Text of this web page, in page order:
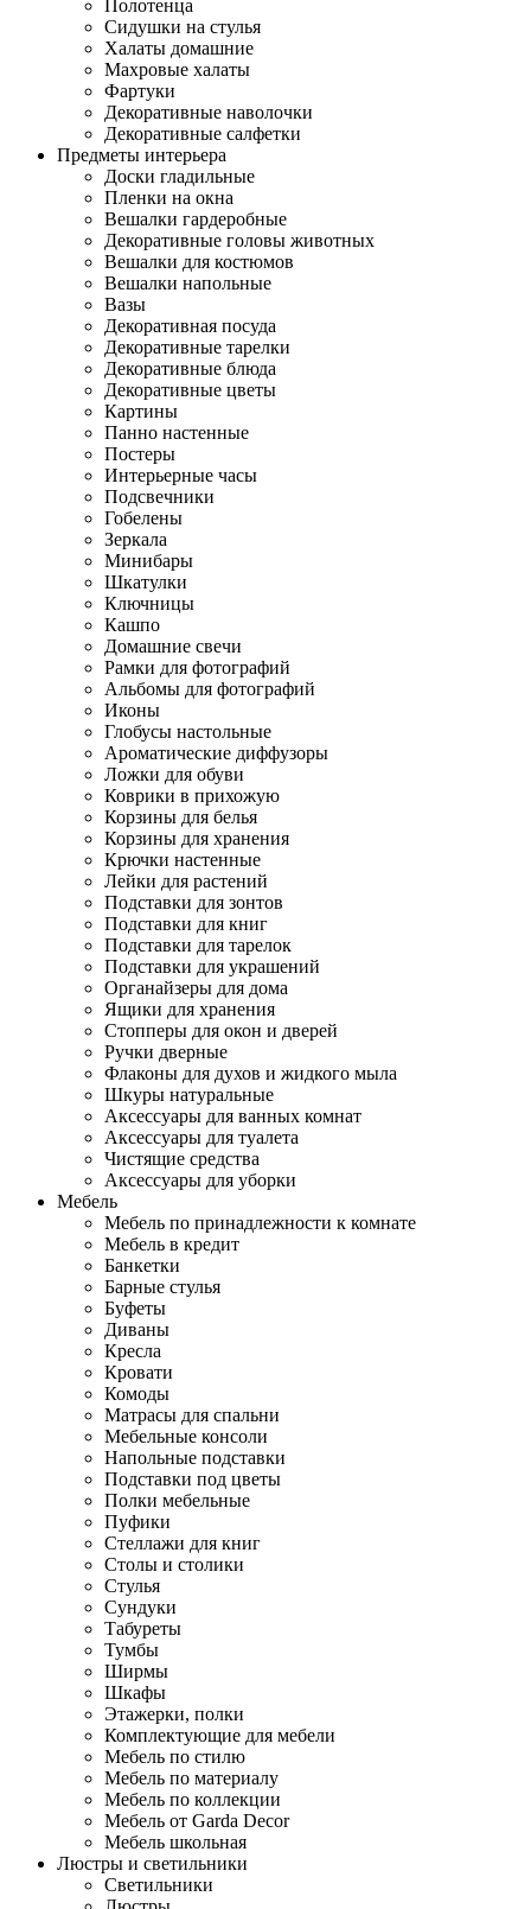
Полотенца
Сидушки на стулья
Халаты домашние
Махровые халаты
Фартуки
Декоративные наволочки
Декоративные салфетки
Предметы интерьера
Доски гладильные
Пленки на окна
Вешалки гардеробные
Декоративные головы животных
Вешалки для костюмов
Вешалки напольные
Вазы
Декоративная посуда
Декоративные тарелки
Декоративные блюда
Декоративные цветы
Картины
Панно настенные
Постеры
Интерьерные часы
Подсвечники
Гобелены
Зеркала
Минибары
Шкатулки
Ключницы
Кашпо
Домашние свечи
Рамки для фотографий
Альбомы для фотографий
Иконы
Глобусы настольные
Ароматические диффузоры
Ложки для обуви
Коврики в прихожую
Корзины для белья
Корзины для хранения
Крючки настенные
Лейки для растений
Подставки для зонтов
Подставки для книг
Подставки для тарелок
Подставки для украшений
Органайзеры для дома
Ящики для хранения
Стопперы для окон и дверей
Ручки дверные
Флаконы для духов и жидкого мыла
Шкуры натуральные
Аксессуары для ванных комнат
Аксессуары для туалета
Чистящие средства
Аксессуары для уборки
Мебель
Мебель по принадлежности к комнате
Мебель в кредит
Банкетки
Барные стулья
Буфеты
Диваны
Кресла
Кровати
Комоды
Матрасы для спальни
Мебельные консоли
Напольные подставки
Подставки под цветы
Полки мебельные
Пуфики
Стеллажи для книг
Столы и столики
Стулья
Сундуки
Табуреты
Тумбы
Ширмы
Шкафы
Этажерки, полки
Комплектующие для мебели
Мебель по стилю
Мебель по материалу
Мебель по коллекции
Мебель от Garda Decor
Мебель школьная
Люстры и светильники
Светильники